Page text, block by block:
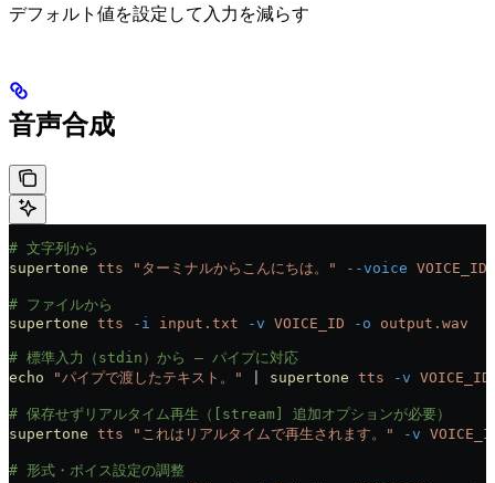
デフォルト値を設定して入力を減らす
音声合成
# 文字列から
supertone tts "ターミナルからこんにちは。" --voice VOICE_ID
# ファイルから
supertone tts -i input.txt -v VOICE_ID -o output.wav
# 標準入力（stdin）から — パイプに対応
echo "パイプで渡したテキスト。" supertone tts -v VOICE_ID
# 保存せずリアルタイム再生（[stream] 追加オプションが必要）
supertone tts "これはリアルタイムで再生されます。" -v
# 形式・ボイス設定の調整